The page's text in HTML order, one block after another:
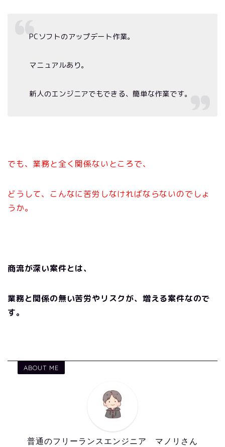
PC ソフトのアップデート作業。
マニュアルあり。
新人のエンジニアでもできる、簡単な作業です。
でも、業務と全く関係ないところで、
どうして、こんなに苦労しなければならないのでしょ
うか。
商流が深い案件とは、
業務と関係の無い苦労やリスクが、増える案件なので
す。
ABOUT ME
普通のフリーランスエンジニア マノリさん